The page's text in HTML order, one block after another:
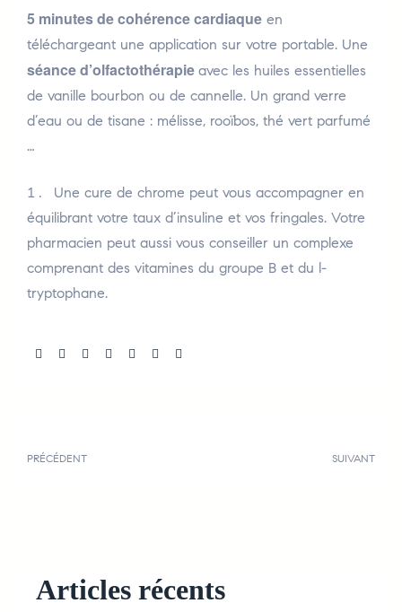
5 minutes de cohérence cardiaque en
téléchargeant une application sur votre portable. Une
séance d’olfactothérapie avec les huiles essentielles
de vanille bourbon ou de cannelle. Un grand verre
d’eau ou de tisane : mélisse, rooïbos, thé vert parfumé
…
Une cure de chrome peut vous accompagner en
équilibrant votre taux d’insuline et vos fringales. Votre
pharmacien peut aussi vous conseiller un complexe
comprenant des vitamines du groupe B et du l-
tryptophane.
PRÉCÉDENT SUIVANT
Articles récents